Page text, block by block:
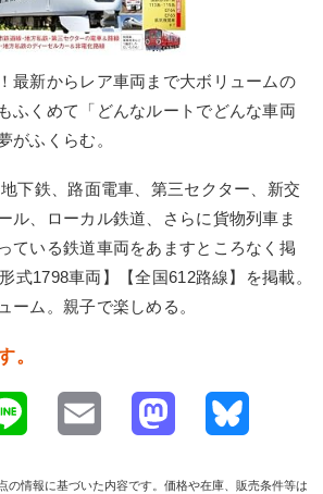
最新からレア車両まで大ボリュームの
ふくめて「どんなルートでどんな車両
がふくらむ。
下鉄、路面電車、第三セクター、新交
ル、ローカル鉄道、さらに貨物列車ま
ている鉄道車両をあますところなく掲
式1798車両】【全国612路線】を掲載。
ーム。親子で楽しめる。
。
の情報に基づいた内容です。価格や在庫、販売条件等は